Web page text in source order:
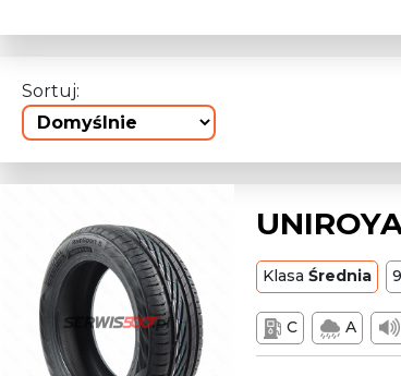
Sortuj:
Klasa Średnia
C A